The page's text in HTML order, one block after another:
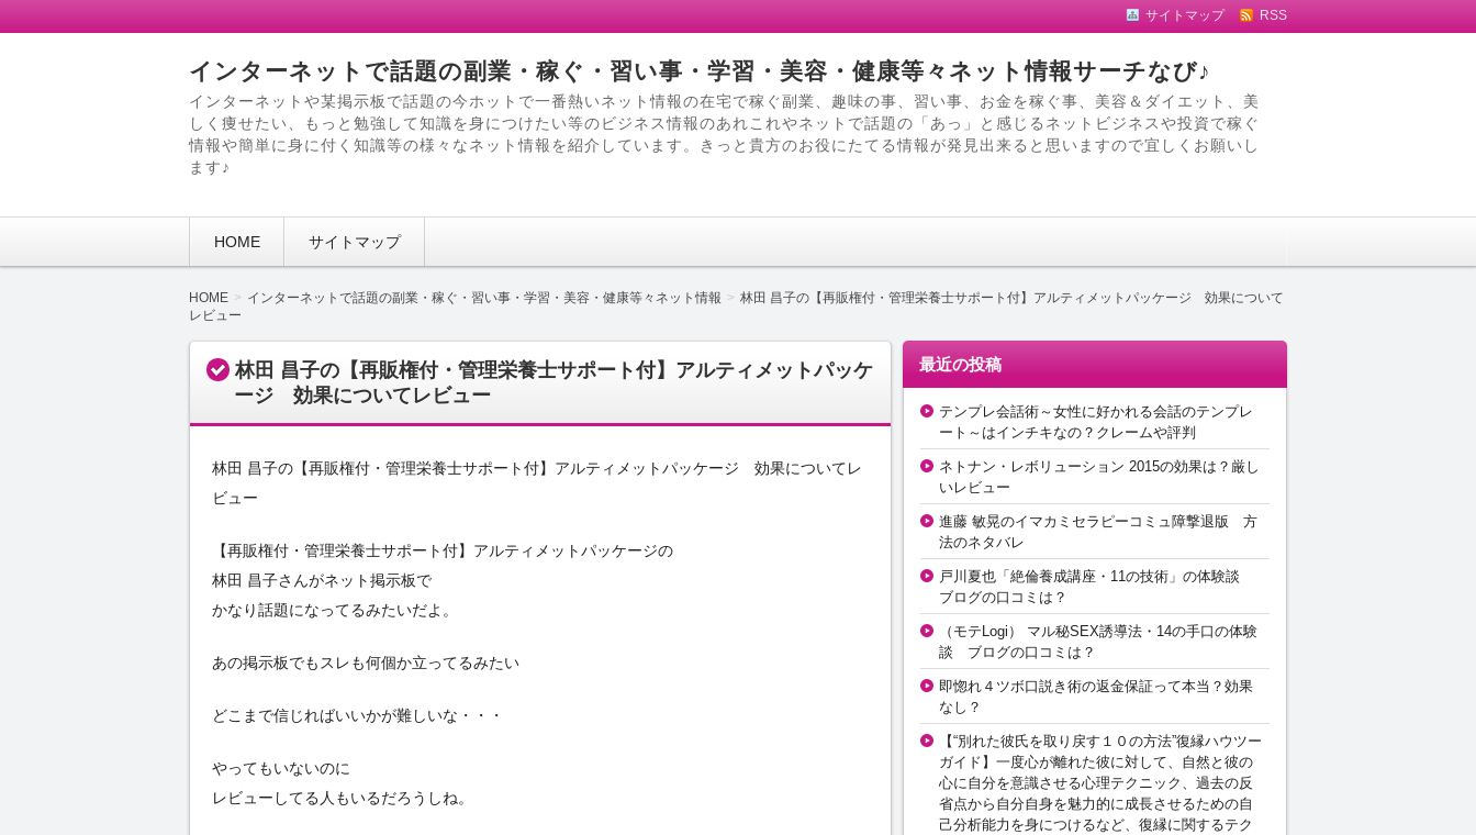
サイトマップ RSS
インターネットで話題の副業・稼ぐ・習い事・学習・美容・健康等々ネット情報サーチなび♪
インターネットや某掲示板で話題の今ホットで一番熱いネット情報の在宅で稼ぐ副業、趣味の事、習い事、お金を稼ぐ事、美容＆ダイエット、美
しく痩せたい、もっと勉強して知識を身につけたい等のビジネス情報のあれこれやネットで話題の「あっ」と感じるネットビジネスや投資で稼ぐ
情報や簡単に身に付く知識等の様々なネット情報を紹介しています。きっと貴方のお役にたてる情報が発見出来ると思いますので宜しくお願いし
ます♪
HOME サイトマップ
HOME インターネットで話題の副業・稼ぐ・習い事・学習・美容・健康等々ネット情報
林田 昌子の【再販権付・管理栄養士サポート付】アルティメットパッケージ 効果について
レビュー
林田 昌子の【再販権付・管理栄養士サポート付】アルティメットパッケ
ージ 効果についてレビュー
林田 昌子の【再販権付・管理栄養士サポート付】アルティメットパッケージ 効果についてレ
ビュー
【再販権付・管理栄養士サポート付】アルティメットパッケージの
林田 昌子さんがネット掲示板で
かなり話題になってるみたいだよ。
あの掲示板でもスレも何個か立ってるみたい
どこまで信じればいいかが難しいな・・・
やってもいないのに
レビューしてる人もいるだろうしね。
最近の投稿
テンプレ会話術～女性に好かれる会話のテンプレ
ート～はインチキなの？クレームや評判
ネトナン・レボリューション 2015の効果は？厳し
いレビュー
進藤 敏晃のイマカミセラピーコミュ障撃退版 方
法のネタバレ
戸川夏也「絶倫養成講座・11の技術」の体験談
ブログの口コミは？
（モテLogi） マル秘SEX誘導法・14の手口の体験
談 ブログの口コミは？
即惚れ４ツボ口説き術の返金保証って本当？効果
なし？
【“別れた彼氏を取り戻す１０の方法”復縁ハウツー
ガイド】一度心が離れた彼に対して、自然と彼の
心に自分を意識させる心理テクニック、過去の反
省点から自分自身を魅力的に成長させるための自
己分析能力を身につけるなど、復縁に関するテク